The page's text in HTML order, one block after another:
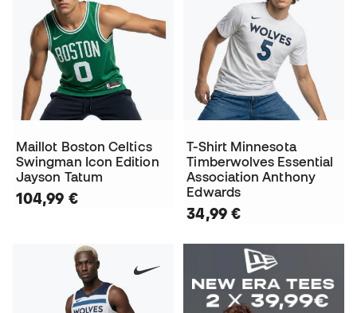
Maillot Boston Celtics
Swingman Icon Edition
Jayson Tatum
104,99 €
T-Shirt Minnesota
Timberwolves Essential
Association Anthony
Edwards
34,99 €